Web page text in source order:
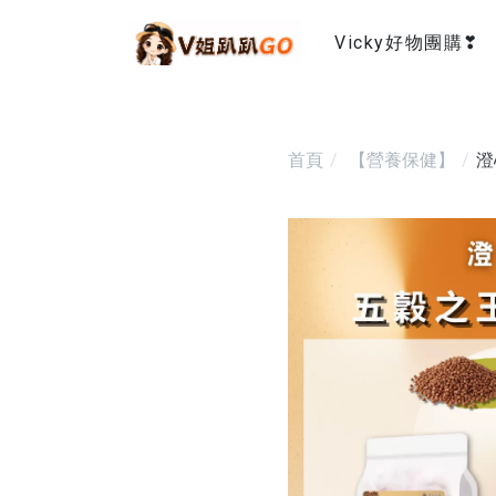
Vicky好物團購❣
首頁 【營養保健】